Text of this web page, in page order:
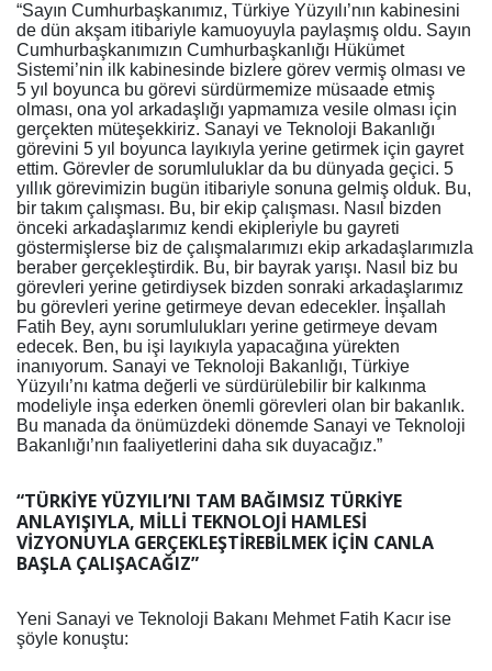
“Sayın Cumhurbaşkanımız, Türkiye Yüzyılı’nın kabinesini
de dün akşam itibariyle kamuoyuyla paylaşmış oldu. Sayın
Cumhurbaşkanımızın Cumhurbaşkanlığı Hükümet
Sistemi’nin ilk kabinesinde bizlere görev vermiş olması ve
5 yıl boyunca bu görevi sürdürmemize müsaade etmiş
olması, ona yol arkadaşlığı yapmamıza vesile olması için
gerçekten müteşekkiriz. Sanayi ve Teknoloji Bakanlığı
görevini 5 yıl boyunca layıkıyla yerine getirmek için gayret
ettim. Görevler de sorumluluklar da bu dünyada geçici. 5
yıllık görevimizin bugün itibariyle sonuna gelmiş olduk. Bu,
bir takım çalışması. Bu, bir ekip çalışması. Nasıl bizden
önceki arkadaşlarımız kendi ekipleriyle bu gayreti
göstermişlerse biz de çalışmalarımızı ekip arkadaşlarımızla
beraber gerçekleştirdik. Bu, bir bayrak yarışı. Nasıl biz bu
görevleri yerine getirdiysek bizden sonraki arkadaşlarımız
bu görevleri yerine getirmeye devan edecekler. İnşallah
Fatih Bey, aynı sorumlulukları yerine getirmeye devam
edecek. Ben, bu işi layıkıyla yapacağına yürekten
inanıyorum. Sanayi ve Teknoloji Bakanlığı, Türkiye
Yüzyılı’nı katma değerli ve sürdürülebilir bir kalkınma
modeliyle inşa ederken önemli görevleri olan bir bakanlık.
Bu manada da önümüzdeki dönemde Sanayi ve Teknoloji
Bakanlığı’nın faaliyetlerini daha sık duyacağız.”
“TÜRKİYE YÜZYILI’NI TAM BAĞIMSIZ TÜRKİYE
ANLAYIŞIYLA, MİLLİ TEKNOLOJİ HAMLESİ
VİZYONUYLA GERÇEKLEŞTİREBİLMEK İÇİN CANLA
BAŞLA ÇALIŞACAĞIZ”
Yeni Sanayi ve Teknoloji Bakanı Mehmet Fatih Kacır ise
şöyle konuştu: